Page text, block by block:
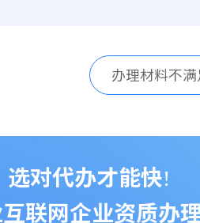
办理材料不满
对代办才能快!
联网企业资质办